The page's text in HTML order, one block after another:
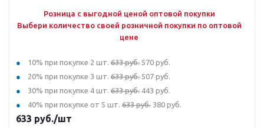
Розница с выгодной ценой оптовой покупки
Выбери количество своей розничной покупки по оптовой
цене
10% при покупке 2 шт. 633 руб. 570 руб.
20% при покупке 3 шт. 633 руб. 507 руб.
30% при покупке 4 шт. 633 руб. 443 руб.
40% при покупке от 5 шт. 633 руб. 380 руб.
633 руб./шт